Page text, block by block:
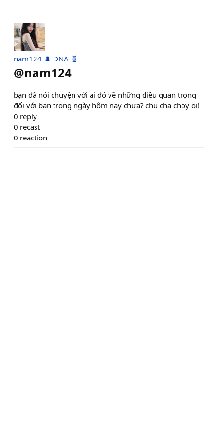
nam124 🎩 DNA 🧬
@nam124
bạn đã nói chuyện với ai đó về những điều quan trọng
đối với bạn trong ngày hôm nay chưa? chu cha choy oi!
0 reply
0 recast
0 reaction